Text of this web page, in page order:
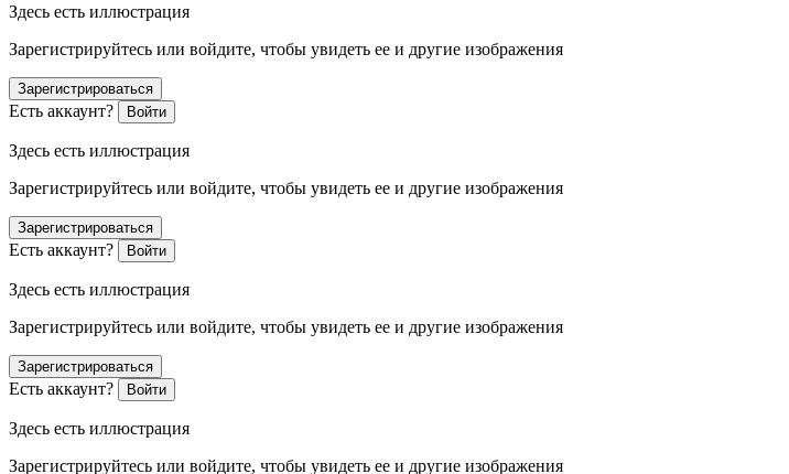
Здесь есть иллюстрация
Зарегистрируйтесь или войдите, чтобы увидеть ее и другие изображения
Зарегистрироваться
Есть аккаунт? Войти
Здесь есть иллюстрация
Зарегистрируйтесь или войдите, чтобы увидеть ее и другие изображения
Зарегистрироваться
Есть аккаунт? Войти
Здесь есть иллюстрация
Зарегистрируйтесь или войдите, чтобы увидеть ее и другие изображения
Зарегистрироваться
Есть аккаунт? Войти
Здесь есть иллюстрация
Зарегистрируйтесь или войдите, чтобы увидеть ее и другие изображения